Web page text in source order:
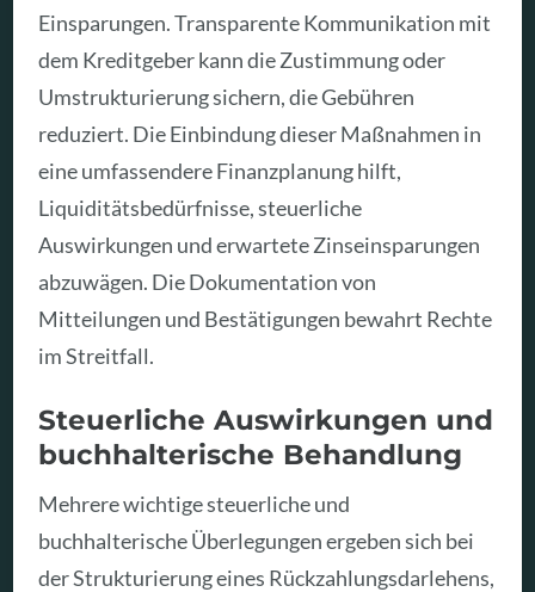
Einsparungen. Transparente Kommunikation mit
dem Kreditgeber kann die Zustimmung oder
Umstrukturierung sichern, die Gebühren
reduziert. Die Einbindung dieser Maßnahmen in
eine umfassendere Finanzplanung hilft,
Liquiditätsbedürfnisse, steuerliche
Auswirkungen und erwartete Zinseinsparungen
abzuwägen. Die Dokumentation von
Mitteilungen und Bestätigungen bewahrt Rechte
im Streitfall.
Steuerliche Auswirkungen und
buchhalterische Behandlung
Mehrere wichtige steuerliche und
buchhalterische Überlegungen ergeben sich bei
der Strukturierung eines Rückzahlungsdarlehens,